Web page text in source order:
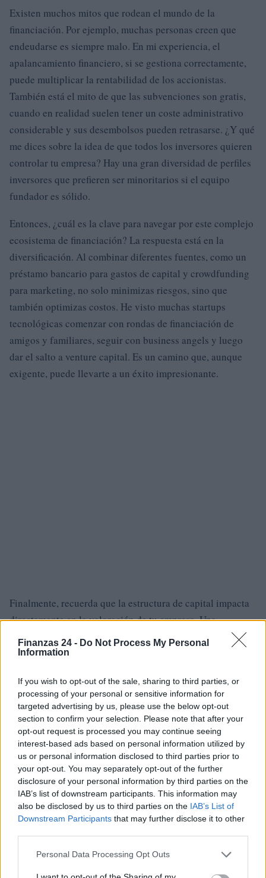
Finanzas 24 - Do Not Process My Personal
Information
If you wish to opt-out of the sale, sharing to third parties, or
processing of your personal or sensitive information for
targeted advertising by us, please use the below opt-out
section to confirm your selection. Please note that after your
opt-out request is processed you may continue seeing
interest-based ads based on personal information utilized by
us or personal information disclosed to third parties prior to
your opt-out. You may separately opt-out of the further
disclosure of your personal information by third parties on the
IAB’s list of downstream participants. This information may
also be disclosed by us to third parties on the IAB’s List of
Downstream Participants that may further disclose it to other
Please note that this website/app uses one or more Google
Personal Data Processing Opt Outs
Existen muchos mitos que rodean el mundo de la
financiación. Por ejemplo, muchas personas creen que
endeudarse es siempre malo. En mi experiencia, el
apalancamiento financiero, si se gestiona correctamente,
puede multiplicar la rentabilidad de los accionistas.
También está el mito de que las subvenciones son gratis,
cuando en realidad suelen tener un coste administrativo
considerable y sus desembolsos pueden retrasarse. ¿Y qué
me dices sobre la idea de que todos los inversores quieren
controlar tu empresa? Hay una gran diversidad de perfiles
inversores que prefieren ser minoritarios si el equipo
fundador es sólido.
Entonces, ¿cuál es la clave para navegar por este complejo
ecosistema de financiación? La respuesta está en la
diversificación. Al combinar diferentes fuentes, como un
préstamo bancario para gastos de capital y crowdfunding
para marketing, no solo minimizas riesgos, sino que
también optimizas costos. He visto muchas startups
tecnológicas comenzar con rondas de financiación de
amigos y familiares, seguir con business angels y luego
dar el salto a venture capital. Es un camino que, aunque
exigente, puede llevarte a un éxito impresionante.
Finalmente, recuerda que la estructura de capital impacta
directamente en la valoración de tu empresa. Una
compañía con una alta carga de deuda podría tener un
valor inferior al de una con inversores de prestigio. En un
cambio, entender cómo funcionan las distintas fuentes de
financiación puede ser tu mejor aliado. Te invito a que
revises tu estructura financiera periódicamente y te
mantengas abierto a nuevas oportunidades. ¡Las
posibilidades son infinitas!
AUTOR
Staff